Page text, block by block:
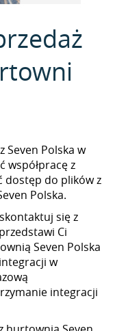
Seven Polska w
współpracę z
dostęp do plików z
Polska.
się z
Ci
Seven Polska
w
integracji